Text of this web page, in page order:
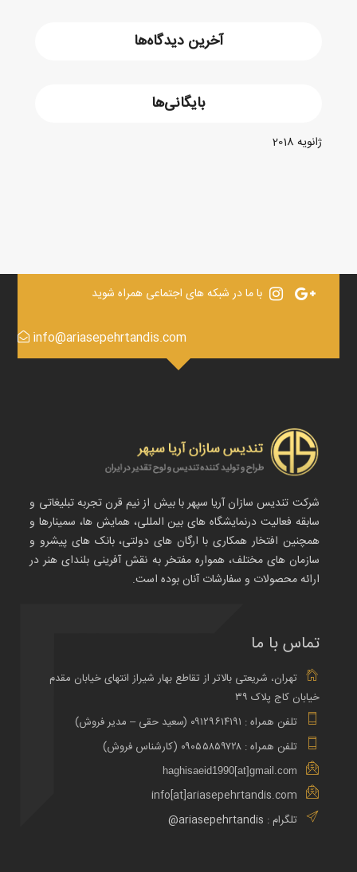
آخرین دیدگاه‌ها
بایگانی‌ها
ژانویه 2018
با ما در شبکه های اجتماعی همراه شوید
info@ariasepehrtandis.com
شرکت تندیس سازان آریا سپهر با بیش از نیم قرن تجربه تبلیغاتی و
سابقه فعالیت درنمایشگاه های بین المللی، همایش ها، سمینارها و
همچنین افتخار همکاری با ارگان های دولتی، بانک های پیشرو و
سازمان های مختلف، همواره مفتخر به نقش آفرینی بلندای هنر در
ارائه محصولات و سفارشات آنان بوده است.
تماس با ما
تهران، شریعتی بالاتر از تقاطع بهار شیراز انتهای خیابان مقدم
خیابان کاج پلاک ۳۹
تلفن همراه : ۰۹۱۲۹۶۱۴۱۹۱ (سعید حقی – مدیر فروش)
تلفن همراه : ۰۹۰۵۵۸۵۹۷۲۸ (کارشناس فروش)
haghisaeid1990[at]gmail.com
info[at]ariasepehrtandis.com
تلگرام : ariasepehrtandis@